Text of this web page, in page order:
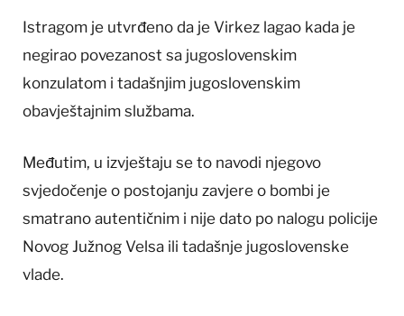
Istragom je utvrđeno da je Virkez lagao kada je
negirao povezanost sa jugoslovenskim
konzulatom i tadašnjim jugoslovenskim
obavještajnim službama.
Međutim, u izvještaju se to navodi njegovo
svjedočenje o postojanju zavjere o bombi je
smatrano autentičnim i nije dato po nalogu policije
Novog Južnog Velsa ili tadašnje jugoslovenske
vlade.